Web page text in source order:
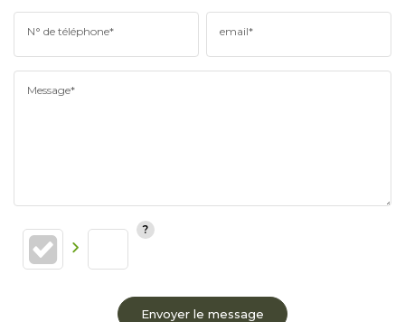
N° de téléphone* email*
Message*
Envoyer le message